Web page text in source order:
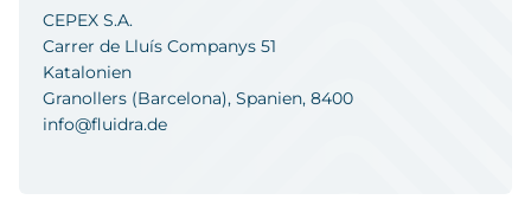
CEPEX S.A.
Carrer de Lluís Companys 51
Katalonien
Granollers (Barcelona), Spanien, 8400
info@fluidra.de